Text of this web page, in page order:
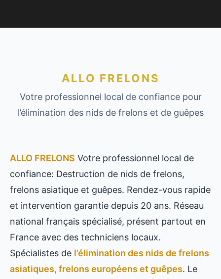
ALLO FRELONS
Votre professionnel local de confiance pour
l’élimination des nids de frelons et de guêpes
ALLO FRELONS Votre professionnel local de
confiance: Destruction de nids de frelons,
frelons asiatique et guêpes. Rendez-vous rapide
et intervention garantie depuis 20 ans. Réseau
national français spécialisé, présent partout en
France avec des techniciens locaux.
Spécialistes de l’élimination des nids de frelons
asiatiques, frelons européens et guêpes. Le